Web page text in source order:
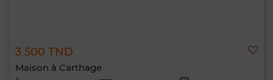
3 500 TND
Maison à Carthage